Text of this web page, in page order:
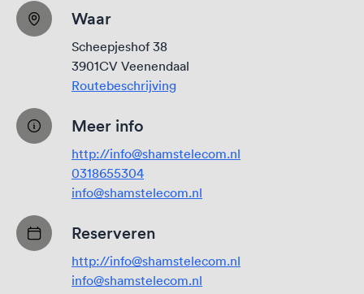
Waar
Scheepjeshof 38
3901CV Veenendaal
Routebeschrijving
Meer info
http://info@shamstelecom.nl
0318655304
info@shamstelecom.nl
Reserveren
http://info@shamstelecom.nl
info@shamstelecom.nl